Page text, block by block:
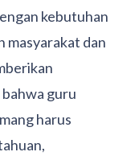
kebutuhan
masyarakat dan
guru
harus